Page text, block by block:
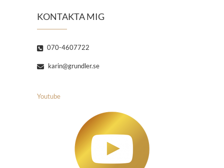
KONTAKTA MIG
070-4607722
karin@grundler.se
Youtube